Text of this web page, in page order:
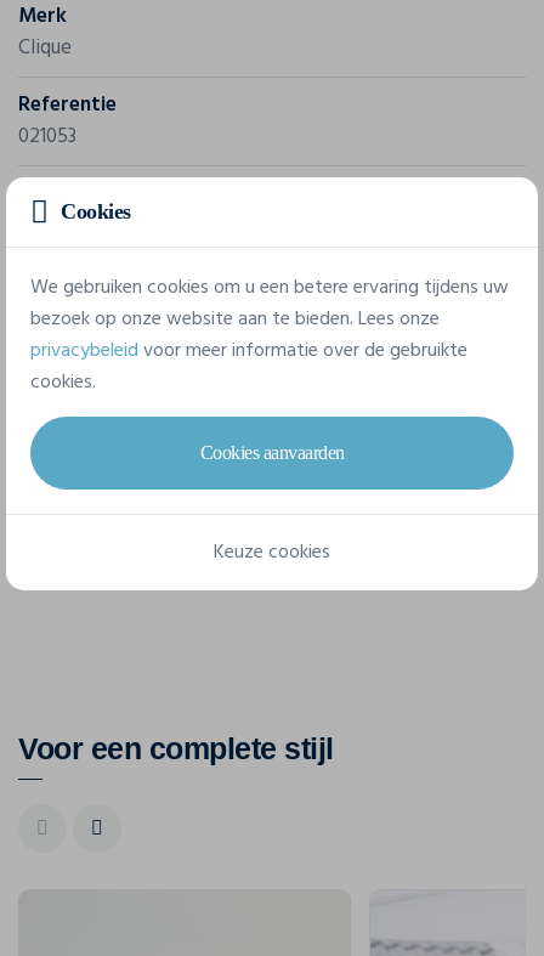
Merk
Clique
Referentie
021053
Samenstelling
80% polyester, 20% katoen.
8 beschikbare maten
Voor een complete stijl
Cookies
We gebruiken cookies om u een betere ervaring tijdens uw
bezoek op onze website aan te bieden. Lees onze
privacybeleidvoor meer informatie over de gebruikte
cookies.
Cookies aanvaarden
Keuze cookies